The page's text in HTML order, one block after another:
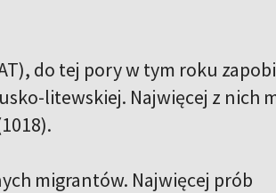
do tej pory w tym roku
litewskiej. Najwięcej z nich
migrantów. Najwięcej prób